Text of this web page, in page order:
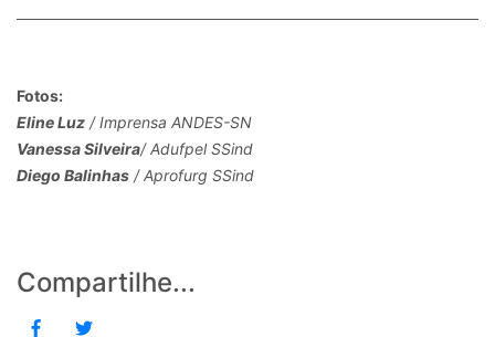
Fotos:
Eline Luz / Imprensa ANDES-SN
Vanessa Silveira/ Adufpel SSind
Diego Balinhas / Aprofurg SSind
Compartilhe...